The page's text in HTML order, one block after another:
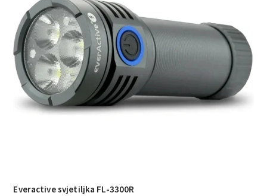
Everactive svjetiljka FL-3300R